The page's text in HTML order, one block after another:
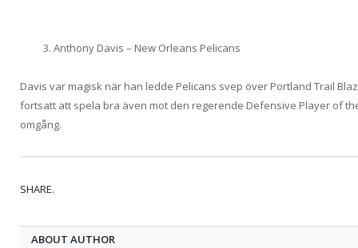
Anthony Davis – New Orleans Pelicans
Davis var magisk när han ledde Pelicans svep över Portland Trail
fortsatt att spela bra även mot den regerende Defensive Player of
omgång.
SHARE.
ABOUT AUTHOR